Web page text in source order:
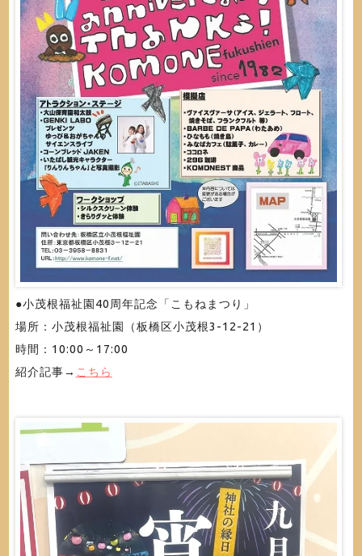
●小茂根福祉園40周年記念「こもねまつり」
場所：小茂根福祉園（板橋区小茂根3-12-21）
時間：10:00～17:00
紹介記事→ こちら